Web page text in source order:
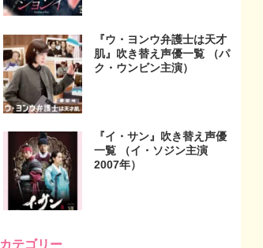
『ウ・ヨンウ弁護士は天才
肌』吹き替え声優一覧 （パ
ク・ウンビン主演）
『イ・サン』吹き替え声優
一覧 （イ・ソジン主演
2007年）
カテゴリー